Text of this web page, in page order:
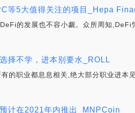
等5大值得关注的项目_Hepa
的发展也不容小觑。众所周知
择不学，进本别要水_ROLL
的职业都息息相关,绝大部分职业进本
计在2021年内推出_MNPCoin